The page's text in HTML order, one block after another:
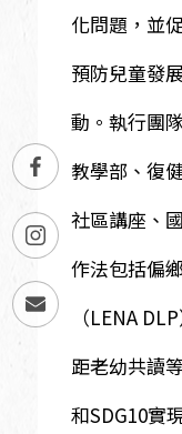
化問題，並
預防兒童發
動。執行團
教學部、復
社區講座、
作法包括偏
（LENA
距老幼共讀
和SDG10實